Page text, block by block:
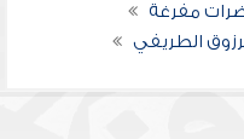
مفرغة
الطريفي